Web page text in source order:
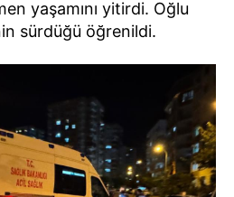
yaşamını yitirdi. Oğlu
sürdüğü öğrenildi.